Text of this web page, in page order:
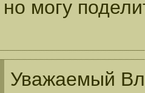
но могу
Уважаемый